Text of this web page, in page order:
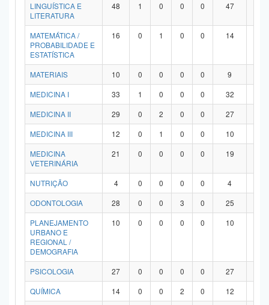
LINGUÍSTICA E
LITERATURA
48 1 0 0 0 47
MATEMÁTICA /
PROBABILIDADE E
ESTATÍSTICA
16 0 1 0 0 14
MATERIAIS 10 0 0 0 0 9
MEDICINA I
33 1 0 0 0 32
MEDICINA II
29 0 2 0 0 27
MEDICINA III
12 0 1 0 0 10
MEDICINA
VETERINÁRIA
21 0 0 0 0 19
NUTRIÇÃO 4 0 0 0 0 4
ODONTOLOGIA
28 0 0 3 0 25
PLANEJAMENTO
URBANO E
REGIONAL /
DEMOGRAFIA
10 0 0 0 0 10
PSICOLOGIA 27 0 0 0 0 27
QUÍMICA
14 0 0 2 0 12